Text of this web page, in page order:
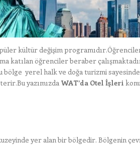
kültür değişim
katılan öğrenciler beraber
bölge yerel halk ve doğa turizmi
yazımızda WAT’da Otel İşleri
yer alan bir bölgedir. Bölgenin